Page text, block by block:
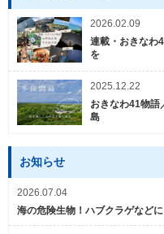
2026.02.09
連載・おきなわ
を
2025.12.22
おきなわ41物語
島
お知らせ
2026.07.04
海の危険生物！ハブクラゲなどに